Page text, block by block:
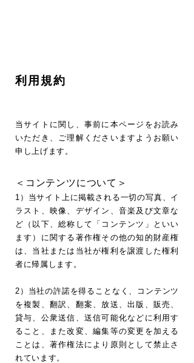
利用規約
当サイトに関し、事前に本ページをお読み
いただき、ご理解くださいますようお願い
申し上げます。
＜コンテンツについて＞
1）当サイト上に掲載される一切の写真、イ
ラスト、映像、デザイン、音楽及び文章な
ど（以下、総称して「コンテンツ」といい
ます）に関する著作権その他の知的財産権
は、当社または当社が権利を譲渡した権利
者に帰属します。
2）当社の許諾を得ることなく、コンテンツ
を複製、翻訳、翻案、放送、出版、販売、
貸与、公衆送信、送信可能化などに利用す
ること、また改変、編集等の変更を加える
ことは、著作権法により原則として禁止さ
れています。